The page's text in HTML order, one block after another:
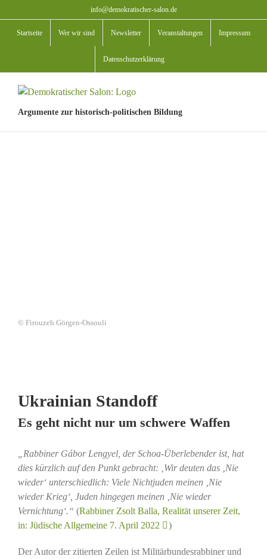
Inhalt
springen
info@demokratischer-salon.de
Startseite Wer wir sind Newsletter Veranstaltungen Impressum
Datenschutzerklärung
Argumente zur historisch-politischen Bildung
© Firouzeh Görgen-Ossouli
Ukrainian Standoff
Es geht nicht nur um schwere Waffen
„Rabbiner Gábor Lengyel, der Schoa-Überlebender ist, hat
dies kürzlich auf den Punkt gebracht: ‚Wir deuten das ‚Nie
wieder‘ unterschiedlich: Viele Nichtjuden meinen ‚Nie
wieder Krieg‘, Juden hingegen meinen ‚Nie wieder
Vernichtung‘.“ (Rabbiner Zsolt Balla, Realität unserer Zeit,
in: Jüdische Allgemeine 7. April 2022
)
Der Autor der zitierten Zeilen ist Militärbundesrabbiner und